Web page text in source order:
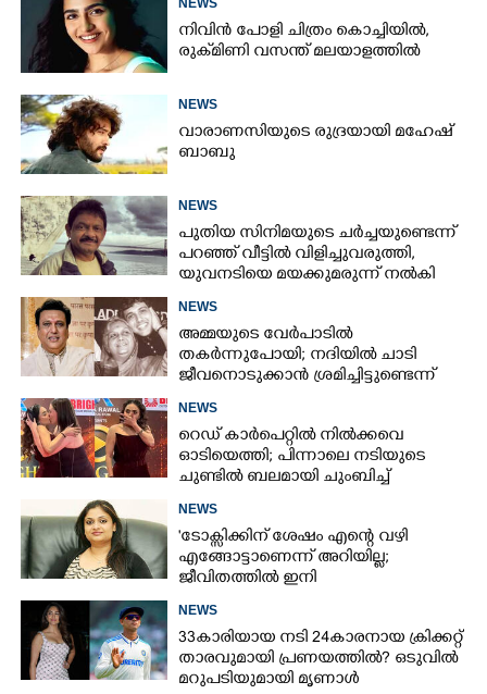
നിവിൻ പോളി ചിത്രം കൊച്ചിയിൽ,
രുക്‌മിണി വസന്ത് മലയാളത്തിൽ
NEWS
വാരാണസിയുടെ രുദ്രയായി മഹേഷ്
ബാബു
NEWS
പുതിയ സിനിമയുടെ ചർച്ചയുണ്ടെന്ന്
പറ‍‌ഞ്ഞ് വീട്ടിൽ വിളിച്ചുവരുത്തി,
യുവനടിയെ മയക്കുമരുന്ന് നൽകി
NEWS
അമ്മയുടെ വേർപാടിൽ
തകർന്നുപോയി; നദിയിൽ ചാടി
ജീവനൊടുക്കാൻ ശ്രമിച്ചിട്ടുണ്ടെന്ന്
NEWS
റെഡ് കാർപെറ്റിൽ നിൽക്കവെ
ഓടിയെത്തി; പിന്നാലെ നടിയുടെ
ചുണ്ടിൽ ബലമായി ചുംബിച്ച്
NEWS
'ടോക്സിക്കിന് ശേഷം എന്റെ വഴി
എങ്ങോട്ടാണെന്ന് അറിയില്ല;
ജീവിതത്തിൽ ഇനി
ഉള്ളിൽ ഉണ്ടായിരിക്കും'
NEWS
33കാരിയായ നടി 24കാരനായ ക്രിക്കറ്റ്
താരവുമായി പ്രണയത്തിൽ? ഒടുവിൽ
മറുപടിയുമായി മൃണാൾ